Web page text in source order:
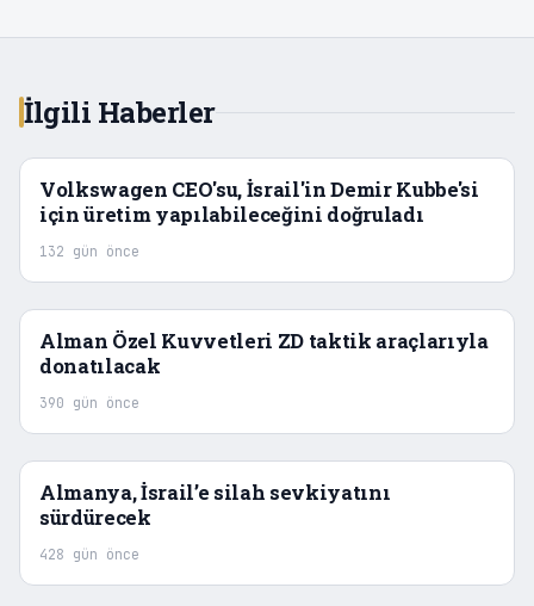
İlgili Haberler
Volkswagen CEO'su, İsrail'in Demir Kubbe'si
için üretim yapılabileceğini doğruladı
132 gün önce
Alman Özel Kuvvetleri ZD taktik araçlarıyla
donatılacak
390 gün önce
Almanya, İsrail’e silah sevkiyatını
sürdürecek
428 gün önce